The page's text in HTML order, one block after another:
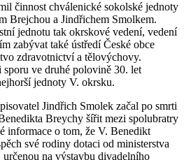
činnost chválenické sokolské jednoty
Brejchou a Jindřichem Smolkem.
jednotu tak okrskové vedení, vedení
zabývat také ústředí České obce
zdravotnictví a tělovýchovy.
ve druhé polovině 30. let
jednoty V. okrsku.
Jindřich Smolek začal po smrti
Breychy šířit mezi spolubratry
informace o tom, že V. Benedikt
své rodiny dotaci od ministerstva
na výstavbu divadelního